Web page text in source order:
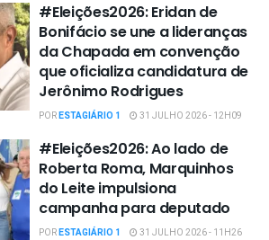
#Eleições2026: Eridan de
Bonifácio se une a lideranças
da Chapada em convenção
que oficializa candidatura de
Jerônimo Rodrigues
PORESTAGIÁRIO 1 31 JULHO 2026 - 12H09
#Eleições2026: Ao lado de
Roberta Roma, Marquinhos
do Leite impulsiona
campanha para deputado
PORESTAGIÁRIO 1 31 JULHO 2026 - 11H26